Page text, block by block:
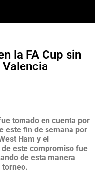
la FA Cup sin
tomado en cuenta por
este fin de semana por
Ham y el
este compromiso fue
de esta manera
torneo.